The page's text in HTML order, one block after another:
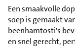
Een smaakvolle
soep is gemaakt
beenhamtosti's
en snel gerecht,